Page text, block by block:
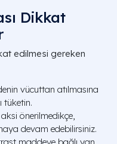
Dikkat
edilmesi gereken
vücuttan atılmasına
tüketin.
önerilmedikçe,
devam edebilirsiniz.